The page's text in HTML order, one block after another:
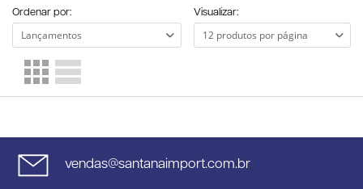
Ordenar por: Visualizar:
vendas@santanaimport.com.br